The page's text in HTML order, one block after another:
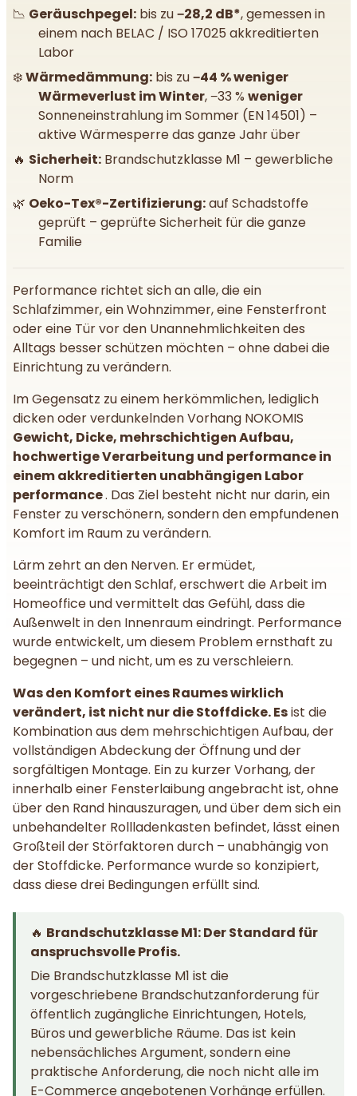
📉 Geräuschpegel: bis zu−28,2 dB*, gemessen in
einem nach BELAC / ISO 17025 akkreditierten
Labor
❄️Wärmedämmung: bis zu−44 % weniger
Wärmeverlust im Winter, −33 % weniger
Sonneneinstrahlung im Sommer (EN 14501) –
aktive Wärmesperre das ganze Jahr über
🔥 Sicherheit: Brandschutzklasse M1 – gewerbliche
Norm
🌿 Oeko-Tex®-Zertifizierung:auf Schadstoffe
geprüft – geprüfte Sicherheit für die ganze
Familie
Performance richtet sich an alle, die ein
Schlafzimmer, ein Wohnzimmer, eine Fensterfront
oder eine Tür vor den Unannehmlichkeiten des
Alltags besser schützen möchten – ohne dabei die
Einrichtung zu verändern.
Im Gegensatz zu einem herkömmlichen, lediglich
dicken oder verdunkelnden Vorhang NOKOMIS
Gewicht, Dicke, mehrschichtigen Aufbau,
hochwertige Verarbeitung und performance in
einem akkreditierten unabhängigen Labor
performance. Das Ziel besteht nicht nur darin, ein
Fenster zu verschönern, sondern den empfundenen
Komfort im Raum zu verändern.
Lärm zehrt an den Nerven. Er ermüdet,
beeinträchtigt den Schlaf, erschwert die Arbeit im
Homeoffice und vermittelt das Gefühl, dass die
Außenwelt in den Innenraum eindringt. Performance
wurde entwickelt, um diesem Problem ernsthaft zu
begegnen – und nicht, um es zu verschleiern.
Was den Komfort eines Raumes wirklich
verändert, ist nicht nur die Stoffdicke. Esist die
Kombination aus dem mehrschichtigen Aufbau, der
vollständigen Abdeckung der Öffnung und der
sorgfältigen Montage. Ein zu kurzer Vorhang, der
innerhalb einer Fensterlaibung angebracht ist, ohne
über den Rand hinauszuragen, und über dem sich ein
unbehandelter Rollladenkasten befindet, lässt einen
Großteil der Störfaktoren durch – unabhängig von
der Stoffdicke. Performance wurde so konzipiert,
dass diese drei Bedingungen erfüllt sind.
🔥 Brandschutzklasse M1: Der Standard für
anspruchsvolle Profis.
Die Brandschutzklasse M1 ist die
vorgeschriebene Brandschutzanforderung für
öffentlich zugängliche Einrichtungen, Hotels,
Büros und gewerbliche Räume. Das ist kein
nebensächliches Argument, sondern eine
praktische Anforderung, die noch nicht alle im
E-Commerce angebotenen Vorhänge erfüllen.